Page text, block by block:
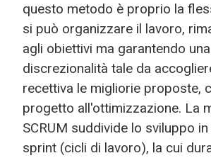
questo metodo è proprio la
si può organizzare il lavoro,
agli obiettivi ma garantendo una
discrezionalità tale da
recettiva le migliorie proposte,
progetto all'ottimizzazione. La
SCRUM suddivide lo sviluppo
sprint (cicli di lavoro), la cui